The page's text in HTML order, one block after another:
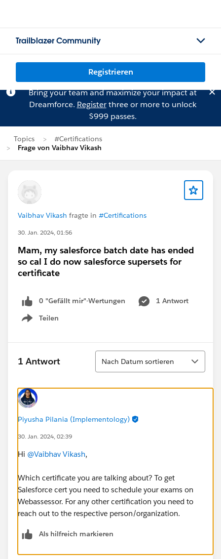
Trailblazer Community
Registrieren
Bring your team and maximize your impact at
Dreamforce. Registerthree or more to unlock
$999 passes.
Topics
#Certifications
Frage von Vaibhav Vikash
Vaibhav Vikash fragte in #Certifications
30. Jan. 2024, 01:56
Mam, my salesforce batch date has ended
so cal I do now salesforce supersets for
certificate
0 "Gefällt mir"-Wertungen
1 Antwort
Teilen
Show menu
1 Antwort
Sortieren
Nach Datum sortieren
Piyusha Pilania (Implementology)
30. Jan. 2024, 02:39
Hi @Vaibhav Vikash,
Which certificate you are talking about? To get
Salesforce cert you need to schedule your exams on
Webassessor. For any other certification you need to
reach out to the respective person/organization.
Als hilfreich markieren